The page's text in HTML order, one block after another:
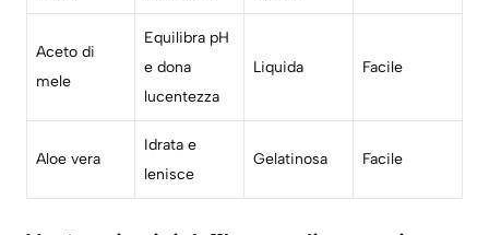
Aceto di
mele
Equilibra pH
e dona
lucentezza
Liquida Facile
Aloe vera
Idrata e
lenisce
Gelatinosa Facile